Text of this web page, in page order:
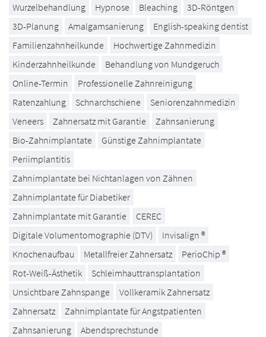
Wurzelbehandlung
Hypnose Bleaching
3D-Röntgen
3D-Planung
Amalgamsanierung
English-speaking dentist
Familienzahnheilkunde
Hochwertige Zahnmedizin
Kinderzahnheilkunde
Behandlung von Mundgeruch
Online-Termin
Professionelle Zahnreinigung
Ratenzahlung
Schnarchschiene
Seniorenzahnmedizin
Veneers
Zahnersatz mit Garantie
Zahnsanierung
Bio-Zahnimplantate
Günstige Zahnimplantate
Periimplantitis
Zahnimplantate bei Nichtanlagen von Zähnen
Zahnimplantate für Diabetiker
Zahnimplantate mit Garantie
CEREC
Digitale Volumentomographie (DTV)
Invisalign ®
Knochenaufbau
Metallfreier Zahnersatz
PerioChip ®
Rot-Weiß-Ästhetik
Schleimhauttransplantation
Unsichtbare Zahnspange
Vollkeramik Zahnersatz
Zahnersatz
Zahnimplantate für Angstpatienten
Zahnsanierung
Abendsprechstunde